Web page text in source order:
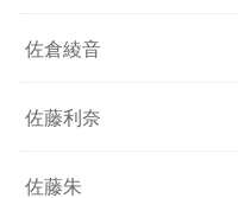
佐倉綾音
佐藤利奈
佐藤朱